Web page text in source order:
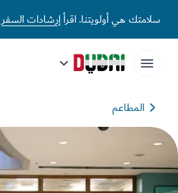
هي أولويتنا. اقرأإرشادات السفرإلى دبي.
المطاعم